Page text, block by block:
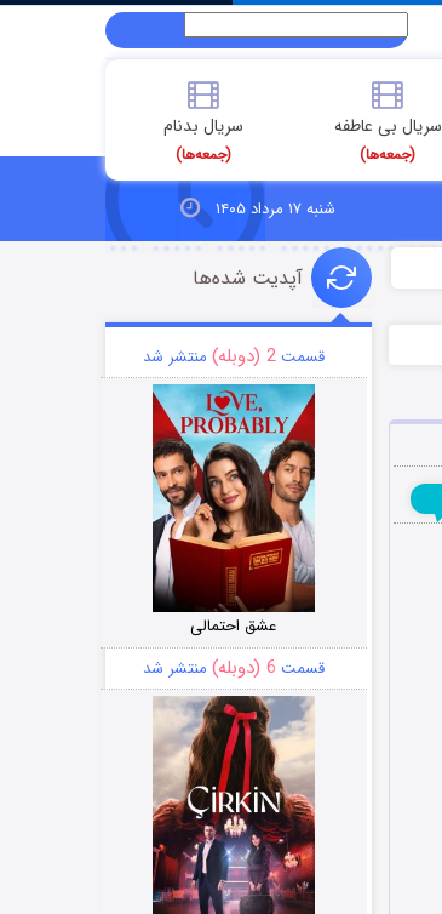
سریال بی عاطفه
(جمعه‌ها)
سریال بدنام
(جمعه‌ها)
شنبه ۱۷ مرداد ۱۴۰۵
آپدیت شده‌ها
قسمت2 (دوبله) منتشر شد
عشق احتمالی
قسمت 6 (دوبله) منتشر شد